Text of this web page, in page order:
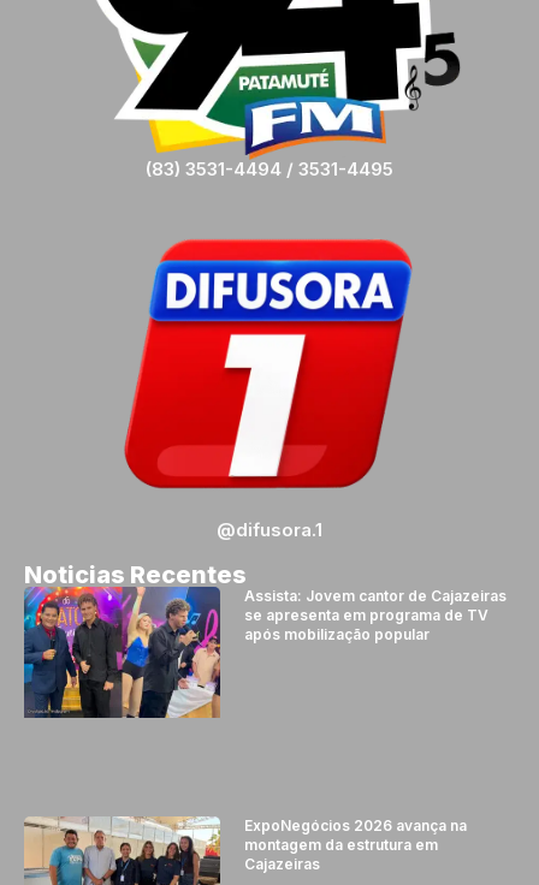
(83) 3531-4494 / 3531-4495
@difusora.1
Noticias Recentes
Assista: Jovem cantor de Cajazeiras
se apresenta em programa de TV
após mobilização popular
ExpoNegócios 2026 avança na
montagem da estrutura em
Cajazeiras